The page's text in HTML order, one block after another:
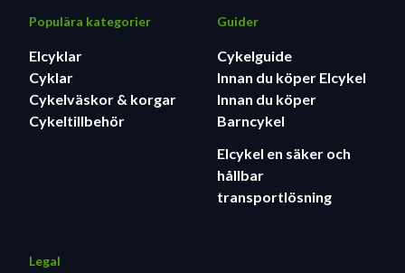
Populära kategorier
Elcyklar
Cyklar
Cykelväskor & korgar
Cykeltillbehör
Guider
Cykelguide
Innan du köper Elcykel
Innan du köper
Barncykel
Elcykel en säker och
hållbar
transportlösning
Legal